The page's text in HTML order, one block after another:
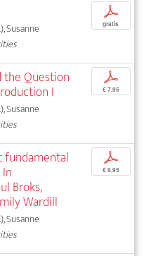
Susanne
p
gratis
the Question
I
Susanne
p
€ 7,95
fundamental
Broks,
Wardill
Susanne
p
€ 9,95